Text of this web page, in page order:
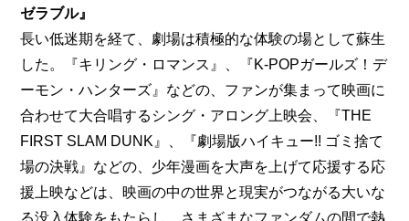
ゼラブル』
長い低迷期を経て、劇場は積極的な体験の場として蘇生
した。『キリング・ロマンス』、『K-POPガールズ！デ
ーモン・ハンターズ』などの、ファンが集まって映画に
合わせて大合唱するシング・アロング上映会、『THE
FIRST SLAM DUNK』、『劇場版ハイキュー!! ゴミ捨て
場の決戦』などの、少年漫画を大声を上げて応援する応
援上映などは、映画の中の世界と現実がつながる大いな